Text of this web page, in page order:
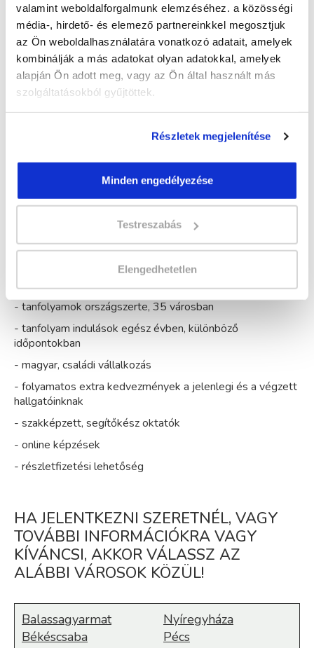
valamint weboldalforgalmunk elemzéséhez. a közösségi
média-, hirdető- és elemező partnereinkkel megosztjuk
az Ön weboldalhasználatára vonatkozó adatait, amelyek
kombinálják a más adatokat olyan adatokkal, amelyek
alapján Ön adott meg, vagy az Ön által használt más
szolgáltatásokból gyűjtöttek.
Részletek megjelenítése
Minden engedélyezése
Testreszabás
Elengedhetetlen
ívet biztosít és csak kb. 45 percet vesz igénybe. A
szempillákat a szempillatőtől emeli meg, így látványos,
ívelt, ugyanakkor természetes hatású szempilla lesz az
eredmény. Ez a technika nyíltabb tekintetet,
hangsúlyosabb szempillákat eredményez viselőjének.
Válassz várost, majd küldd el
Miért válassz minket?
- több, mint 22 év tapasztalat a felnőttoktatásban
- garantáltan gyors és kedves ügyfélszolgálat
- több, mint 100.000 elégedett hallgató
- tanfolyamok országszerte, 35 városban
- tanfolyam indulások egész évben, különböző
időpontokban
- magyar, családi vállalkozás
- folyamatos extra kedvezmények a jelenlegi és a végzett
hallgatóinknak
- szakképzett, segítőkész oktatók
- online képzések
- részletfizetési lehetőség
HA JELENTKEZNI SZERETNÉL, VAGY
TOVÁBBI INFORMÁCIÓKRA VAGY
KÍVÁNCSI, AKKOR VÁLASSZ AZ
ALÁBBI VÁROSOK KÖZÜL!
Balassagyarmat
Békéscsaba
Nyíregyháza
Pécs